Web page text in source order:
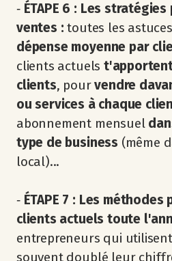
‐ ÉTAPE 6 : Les
ventes : toutes les
dépense moyenne par
clients actuels
clients, pourvendre
ou services à chaque
abonnement mensuel
type de business (même
local)...
‐ ÉTAPE 7 : Les
clients actuels toute
entrepreneurs qui
souvent doublé leur